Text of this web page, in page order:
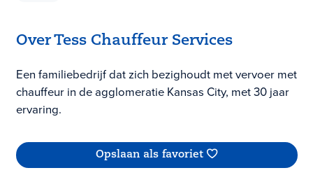
Over Tess Chauffeur Services
Een familiebedrijf dat zich bezighoudt met vervoer met
chauffeur in de agglomeratie Kansas City, met 30 jaar
ervaring.
Opslaan als favoriet